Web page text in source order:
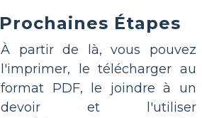
Prochaines Étapes
À partir de là, vous pouvez
l'imprimer, le télécharger au
format PDF, le joindre à un
devoir et l'utiliser